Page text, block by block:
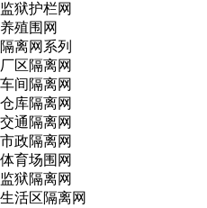
监狱护栏网
养殖围网
隔离网系列
厂区隔离网
车间隔离网
仓库隔离网
交通隔离网
市政隔离网
体育场围网
监狱隔离网
生活区隔离网